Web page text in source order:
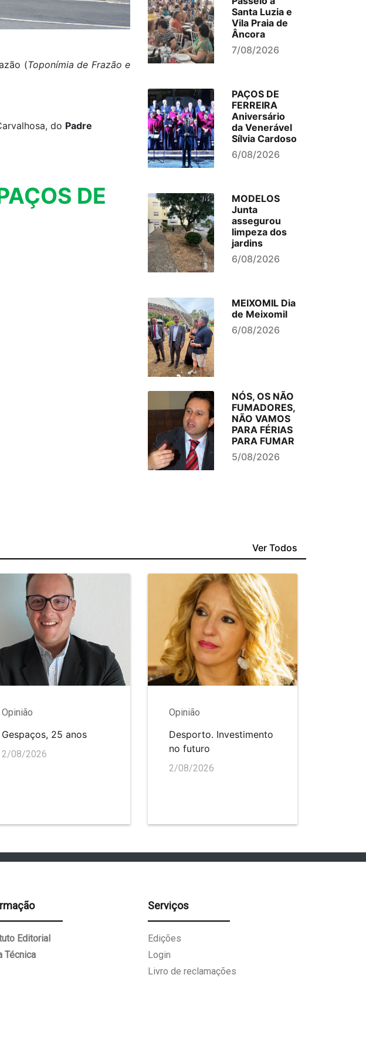
(Toponímia de Frazão e
do Padre
DE
Santa Luzia e
Vila Praia de
Âncora
7/08/2026
PAÇOS DE
FERREIRA
Aniversário
da Venerável
Sílvia Cardoso
6/08/2026
MODELOS
Junta
assegurou
limpeza dos
jardins
6/08/2026
MEIXOMIL Dia
de Meixomil
6/08/2026
NÓS, OS NÃO
FUMADORES,
NÃO VAMOS
PARA FÉRIAS
PARA FUMAR
5/08/2026
Ver Todos
Opinião
Gespaços, 25 anos
2/08/2026
Opinião
Desporto. Investimento
no futuro
2/08/2026
Editorial
Técnica
Serviços
Edições
Login
Livro de reclamações